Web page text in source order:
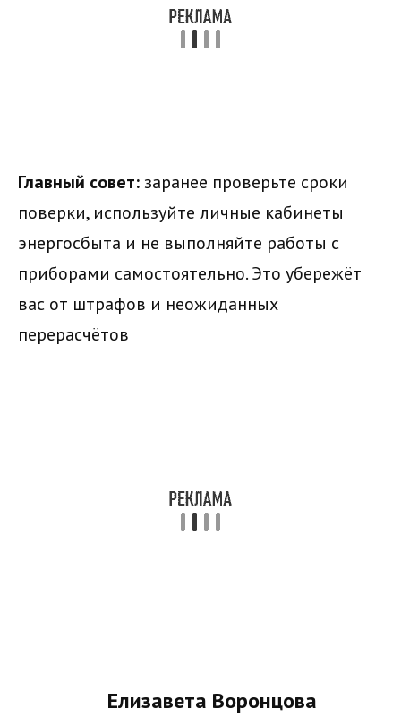
Главный совет: заранее проверьте сроки
поверки, используйте личные кабинеты
энергосбыта и не выполняйте работы с
приборами самостоятельно. Это убережёт
вас от штрафов и неожиданных
перерасчётов
Елизавета Воронцова